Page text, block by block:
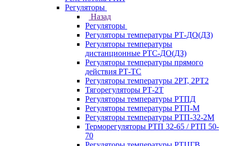
Регуляторы
Назад
Регуляторы
Регуляторы температуры РТ-ДО(ДЗ)
Регуляторы температуры
дистанционные РТС-ДО(ДЗ)
Регуляторы температуры прямого
действия РТ-ТС
Регуляторы температуры 2РТ, 2РT2
Тягорегуляторы РТ-2Т
Регуляторы температуры РТПД
Регуляторы температуры РТП-M
Регуляторы температуры РТП-32-2М
Терморегуляторы РТП 32-65 / РТП 50-
70